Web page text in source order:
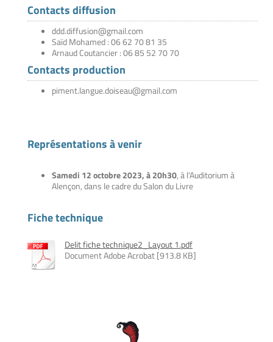
Contacts diffusion
ddd.diffusion@gmail.com
Saïd Mohamed : 06 62 70 81 35
Arnaud Coutancier : 06 85 52 70 70
Contacts production
piment.langue.doiseau@gmail.com
Représentations à venir
Samedi 12 octobre 2023, à 20h30, à l'Auditorium à
Alençon, dans le cadre du Salon du Livre
Fiche technique
Delit fiche technique2_Layout 1.pdf
Document Adobe Acrobat [913.8 KB]